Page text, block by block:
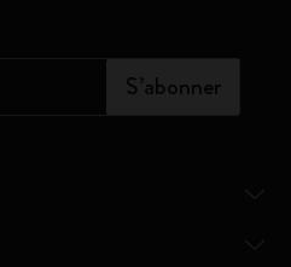
S’abonner